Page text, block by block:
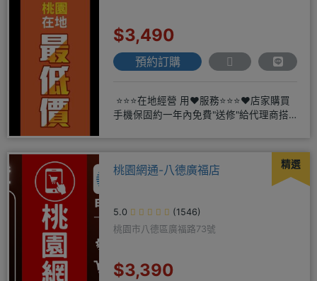
$3,490
預約訂購
⭐⭐⭐在地經營 用❤️服務⭐⭐⭐❤️店家購買
手機保固約一年內免費"送修"給代理商搭
精選
桃園網通-八德廣福店
5.0
(1546)
桃園市八德區廣福路73號
$3,390